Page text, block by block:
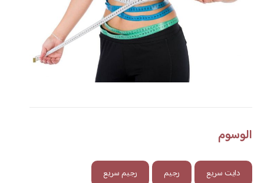
الوسوم
دايت سريع رجيم رجيم سريع